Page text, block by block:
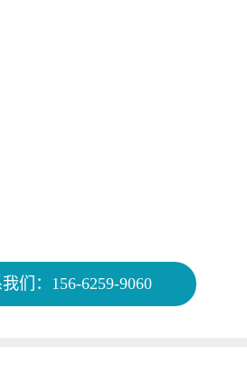
们：156-6259-9060